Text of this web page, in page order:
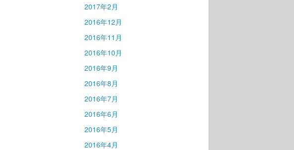
2017年2月
2016年12月
2016年11月
2016年10月
2016年9月
2016年8月
2016年7月
2016年6月
2016年5月
2016年4月